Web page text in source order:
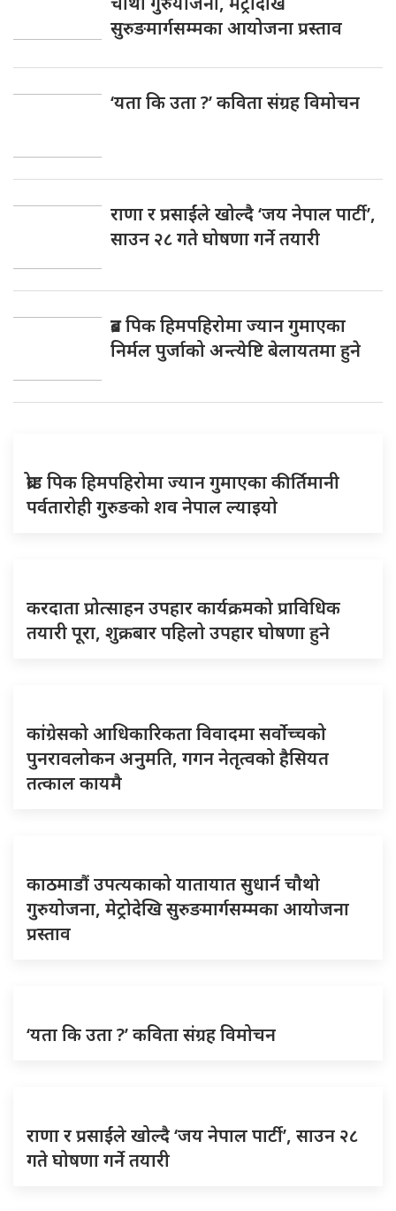
सुरुङमार्गसम्मका आयोजना प्रस्ताव
‘यता कि उता ?’ कविता संग्रह विमोचन
राणा र प्रसाईंले खोल्दै ‘जय नेपाल पार्टी’,
साउन २८ गते घोषणा गर्ने तयारी
ब्रड पिक हिमपहिरोमा ज्यान गुमाएका
निर्मल पुर्जाको अन्त्येष्टि बेलायतमा हुने
ब्रोड पिक हिमपहिरोमा ज्यान गुमाएका कीर्तिमानी
पर्वतारोही गुरुङको शव नेपाल ल्याइयो
करदाता प्रोत्साहन उपहार कार्यक्रमको प्राविधिक
तयारी पूरा, शुक्रबार पहिलो उपहार घोषणा हुने
कांग्रेसको आधिकारिकता विवादमा सर्वोच्चको
पुनरावलोकन अनुमति, गगन नेतृत्वको हैसियत
तत्काल कायमै
काठमाडौं उपत्यकाको यातायात सुधार्न चौथो
गुरुयोजना, मेट्रोदेखि सुरुङमार्गसम्मका आयोजना
प्रस्ताव
‘यता कि उता ?’ कविता संग्रह विमोचन
राणा र प्रसाईंले खोल्दै ‘जय नेपाल पार्टी’, साउन २८
गते घोषणा गर्ने तयारी